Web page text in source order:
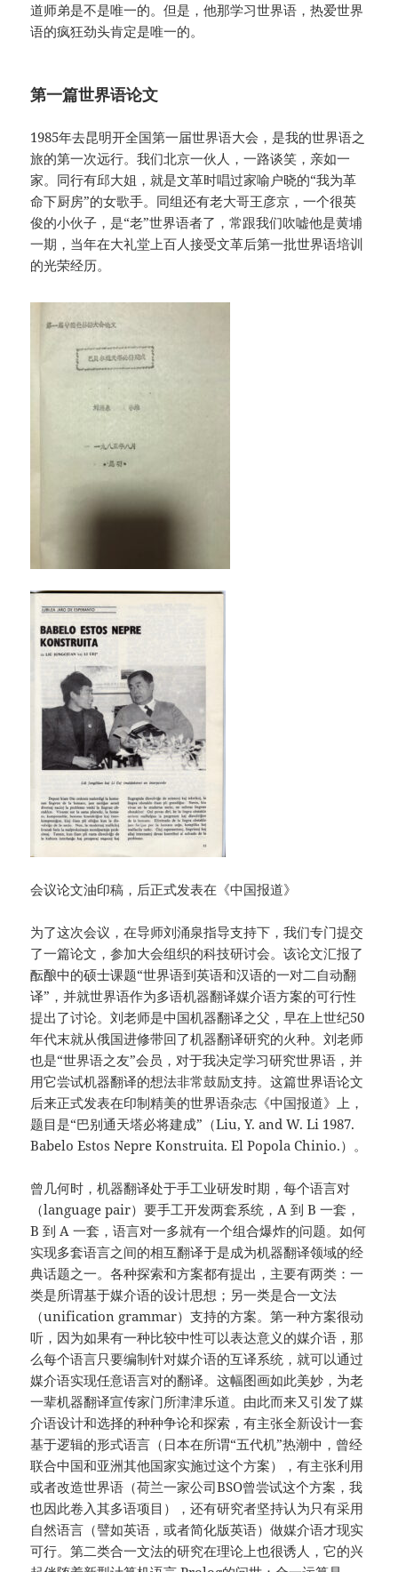
道师弟是不是唯一的。但是，他那学习世界语，热爱世界
语的疯狂劲头肯定是唯一的。
第一篇世界语论文
1985年去昆明开全国第一届世界语大会，是我的世界语之
旅的第一次远行。我们北京一伙人，一路谈笑，亲如一
家。同行有邱大姐，就是文革时唱过家喻户晓的“我为革
命下厨房”的女歌手。同组还有老大哥王彦京，一个很英
俊的小伙子，是“老”世界语者了，常跟我们吹嘘他是黄埔
一期，当年在大礼堂上百人接受文革后第一批世界语培训
的光荣经历。
会议论文油印稿，后正式发表在《中国报道》
为了这次会议，在导师刘涌泉指导支持下，我们专门提交
了一篇论文，参加大会组织的科技研讨会。该论文汇报了
酝酿中的硕士课题“世界语到英语和汉语的一对二自动翻
译”，并就世界语作为多语机器翻译媒介语方案的可行性
提出了讨论。刘老师是中国机器翻译之父，早在上世纪50
年代末就从俄国进修带回了机器翻译研究的火种。刘老师
也是“世界语之友”会员，对于我决定学习研究世界语，并
用它尝试机器翻译的想法非常鼓励支持。这篇世界语论文
后来正式发表在印制精美的世界语杂志《中国报道》上，
题目是“巴别通天塔必将建成”（Liu, Y. and W. Li 1987.
Babelo Estos Nepre Konstruita. El Popola Chinio.）。
曾几何时，机器翻译处于手工业研发时期，每个语言对
（language pair）要手工开发两套系统，A 到 B 一套，
B 到 A 一套，语言对一多就有一个组合爆炸的问题。如何
实现多套语言之间的相互翻译于是成为机器翻译领域的经
典话题之一。各种探索和方案都有提出，主要有两类：一
类是所谓基于媒介语的设计思想；另一类是合一文法
（unification grammar）支持的方案。第一种方案很动
听，因为如果有一种比较中性可以表达意义的媒介语，那
么每个语言只要编制针对媒介语的互译系统，就可以通过
媒介语实现任意语言对的翻译。这幅图画如此美妙，为老
一辈机器翻译宣传家门所津津乐道。由此而来又引发了媒
介语设计和选择的种种争论和探索，有主张全新设计一套
基于逻辑的形式语言（日本在所谓“五代机”热潮中，曾经
联合中国和亚洲其他国家实施过这个方案），有主张利用
或者改造世界语（荷兰一家公司BSO曾尝试这个方案，我
也因此卷入其多语项目），还有研究者坚持认为只有采用
自然语言（譬如英语，或者简化版英语）做媒介语才现实
可行。第二类合一文法的研究在理论上也很诱人，它的兴